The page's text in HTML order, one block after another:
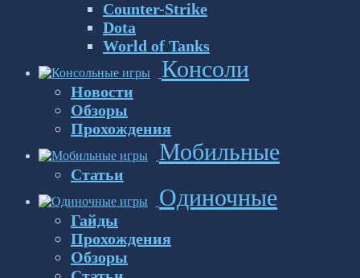
Counter-Strike
Dota
World of Tanks
Консоли
Новости
Обзоры
Прохождения
Мобильные
Статьи
Одиночные
Гайды
Прохождения
Обзоры